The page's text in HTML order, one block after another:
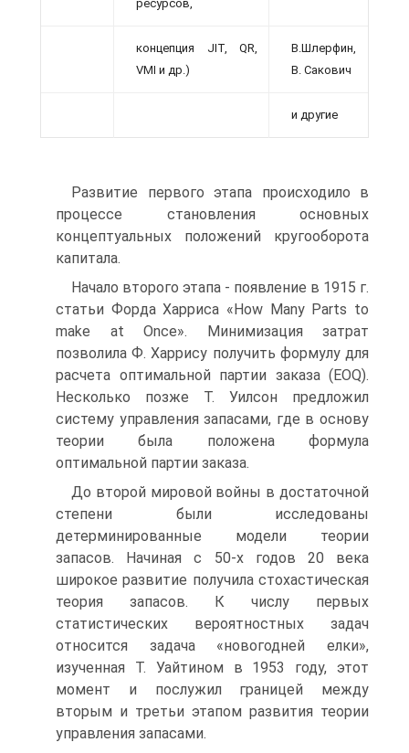
ресурсов,
концепция JIT, QR,
VMI и др.)
В.Шлерфин,
В. Сакович
и другие
Развитие первого этапа происходило в
процессе становления основных
концептуальных положений кругооборота
капитала.
Начало второго этапа - появление в 1915 г.
статьи Форда Харриса «How Many Parts to
make at Once». Минимизация затрат
позволила Ф. Харрису получить формулу для
расчета оптимальной партии заказа (EOQ).
Несколько позже Т. Уилсон предложил
систему управления запасами, где в основу
теории была положена формула
оптимальной партии заказа.
До второй мировой войны в достаточной
степени были исследованы
детерминированные модели теории
запасов. Начиная с 50-х годов 20 века
широкое развитие получила стохастическая
теория запасов. К числу первых
статистических вероятностных задач
относится задача «новогодней елки»,
изученная Т. Уайтином в 1953 году, этот
момент и послужил границей между
вторым и третьи этапом развития теории
управления запасами.